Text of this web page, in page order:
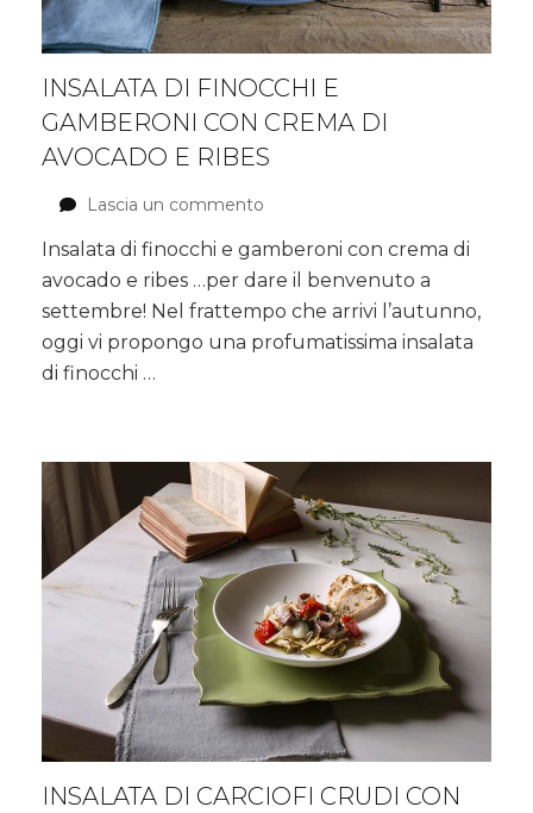
INSALATA DI FINOCCHI E
GAMBERONI CON CREMA DI
AVOCADO E RIBES
Lascia un commento
di
finocchi
e
gamberoni
con
ribes
Insalata di finocchi e gamberoni con crema di
avocado e ribes …per dare il benvenuto a
settembre! Nel frattempo che arrivi l’autunno,
oggi vi propongo una profumatissima insalata
di finocchi …
INSALATA DI CARCIOFI CRUDI CON